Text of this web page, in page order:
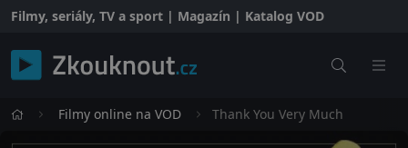
Filmy, seriály, TV a sport | Magazín | Katalog VOD
Filmy online na VOD Thank You Very Much